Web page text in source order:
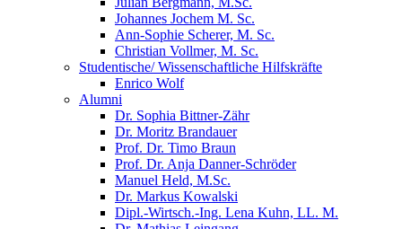
Johannes Jochem M. Sc.
Ann-Sophie Scherer, M. Sc.
Christian Vollmer, M. Sc.
Studentische/ Wissenschaftliche Hilfskräfte
Enrico Wolf
Alumni
Dr. Sophia Bittner-Zähr
Dr. Moritz Brandauer
Prof. Dr. Timo Braun
Prof. Dr. Anja Danner-Schröder
Manuel Held, M.Sc.
Dr. Markus Kowalski
Dipl.-Wirtsch.-Ing. Lena Kuhn, LL. M.